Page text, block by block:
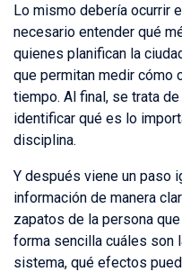
Lo mismo debería ocurrir
necesario entender qué
quienes planifican la
que permitan medir cómo
tiempo. Al final, se trata
identificar qué es lo
disciplina.
Y después viene un paso
información de manera
zapatos de la persona
forma sencilla cuáles son
sistema, qué efectos